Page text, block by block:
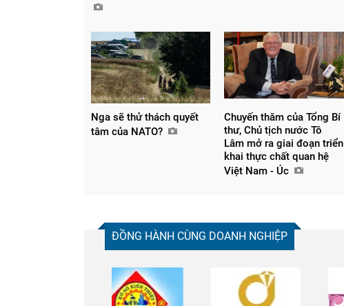
Nga sẽ thử thách quyết
tâm của NATO?
Chuyến thăm của Tổng Bí
thư, Chủ tịch nước Tô
Lâm mở ra giai đoạn triển
khai thực chất quan hệ
Việt Nam - Úc
ĐỒNG HÀNH CÙNG DOANH NGHIỆP